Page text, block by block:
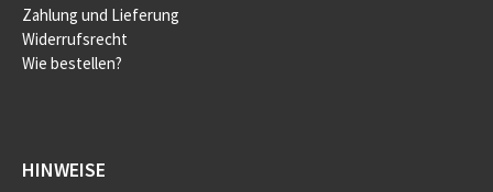
Zahlung und Lieferung
Widerrufsrecht
Wie bestellen?
HINWEISE